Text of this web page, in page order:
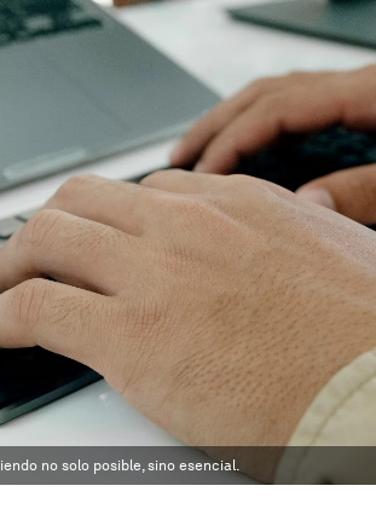
no solo posible, sino esencial.